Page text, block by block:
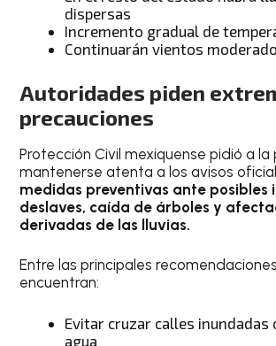
dispersas
Incremento gradual de
Continuarán vientos
Autoridades piden
precauciones
Protección Civil mexiquense pidió a la
mantenerse atenta a los avisos
medidas preventivas ante posibles
deslaves, caída de árboles y
derivadas de las lluvias.
Entre las principales
encuentran:
Evitar cruzar calles inundadas
agua